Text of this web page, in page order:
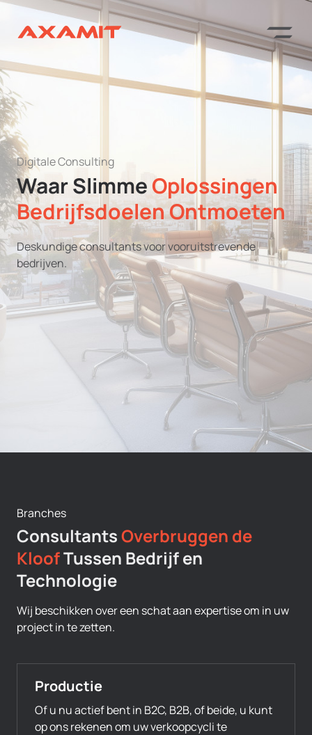
Digitale Consulting
Waar SlimmeOplossingen
Bedrijfsdoelen Ontmoeten
Deskundige consultants voor vooruitstrevende
bedrijven.
Branches
ConsultantsOverbruggen de
KloofTussen Bedrijf en
Technologie
Wij beschikken over een schat aan expertise om in uw
project in te zetten.
Productie
Of u nu actief bent in B2C, B2B, of beide, u kunt
op ons rekenen om uw verkoopcycli te